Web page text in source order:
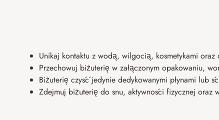
Unikaj kontaktu z wodą, wilgocią, kosmetykami oraz
Przechowuj biżuterię w załączonym opakowaniu,
Biżuterię czyść jedynie dedykowanymi płynami lub
Zdejmuj biżuterię do snu, aktywności fizycznej oraz